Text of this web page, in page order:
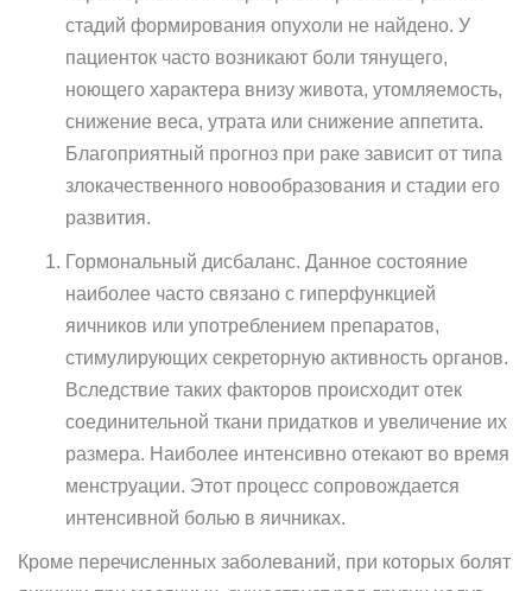
стадий формирования опухоли не найдено. У
пациенток часто возникают боли тянущего,
ноющего характера внизу живота, утомляемость,
снижение веса, утрата или снижение аппетита.
Благоприятный прогноз при раке зависит от типа
злокачественного новообразования и стадии его
развития.
Гормональный дисбаланс. Данное состояние
наиболее часто связано с гиперфункцией
яичников или употреблением препаратов,
стимулирующих секреторную активность органов.
Вследствие таких факторов происходит отек
соединительной ткани придатков и увеличение их
размера. Наиболее интенсивно отекают во время
менструации. Этот процесс сопровождается
интенсивной болью в яичниках.
Кроме перечисленных заболеваний, при которых болят